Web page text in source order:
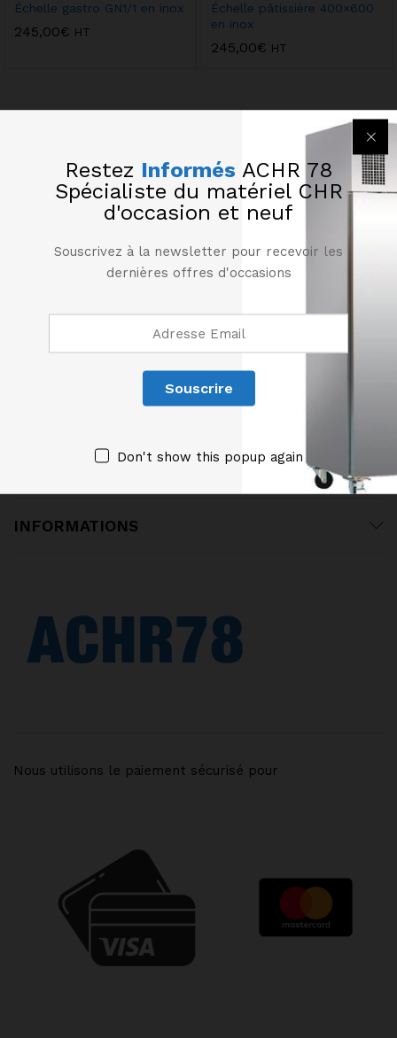
Échelle gastro GN1/1 en inox
245,00€ HT
Échelle pâtissière 400×600
en inox
245,00€ HT
CONTACT
01 61 04 95 64
06 14 54 32 12
128 Rue Léon Jouhaux, 78500 Sartrouville
CATEGORIES DE PRODUITS
INFORMATIONS
Nous utilisons le paiement sécurisé pour
Restez Informés ACHR 78
Spécialiste du matériel CHR
d'occasion et neuf
Souscrivez à la newsletter pour recevoir les
dernières offres d'occasions
Don't show this popup again